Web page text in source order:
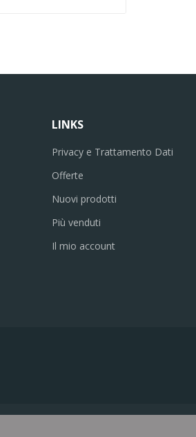
LINKS
Privacy e Trattamento Dati
Offerte
Nuovi prodotti
Più venduti
Il mio account